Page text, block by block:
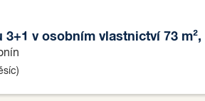
3+1 v osobním vlastnictví 73